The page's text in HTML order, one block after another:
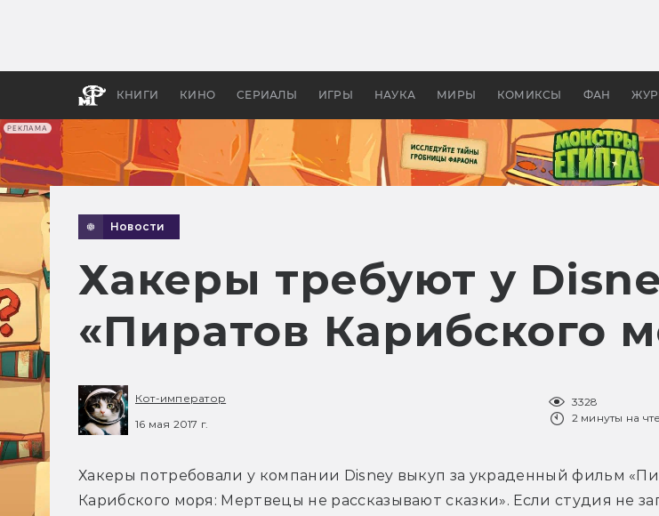
РЕКЛАМА
КНИГИ КИНО СЕРИАЛЫ ИГРЫ НАУКА МИРЫ КОМИКСЫ ФАН
апокалипсис, в России —
бы
Новости
Хакеры требуют у
«Пиратов Карибского
Кот-император
16 мая 2017 г.
3328
2 минуты на
Хакеры потребовали у компании Disney выкуп за украденный фильм
Карибского моря: Мертвецы не рассказывают сказки». Если студия не